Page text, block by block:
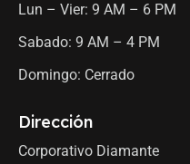
Lun – Vier: 9 AM – 6 PM
Sabado: 9 AM – 4 PM
Domingo: Cerrado
Dirección
Corporativo Diamante